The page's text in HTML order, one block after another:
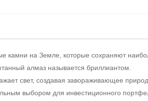
камни на Земле, которые сохраняют
алмаз называется бриллиантом.
свет, создавая завораживающее
выбором для инвестиционного